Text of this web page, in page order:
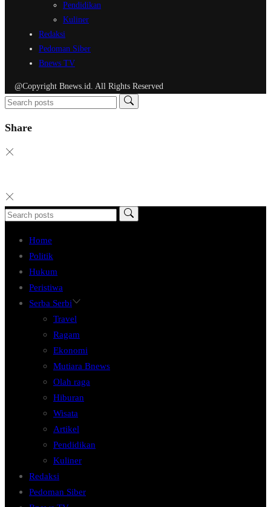
Pendidikan
Kuliner
Redaksi
Pedoman Siber
Bnews TV
@Copyright Bnews.id. All Rights Reserved
Share
Home
Politik
Hukum
Peristiwa
Serba Serbi
Travel
Ragam
Ekonomi
Mutiara Bnews
Olah raga
Hiburan
Wisata
Artikel
Pendidikan
Kuliner
Redaksi
Pedoman Siber